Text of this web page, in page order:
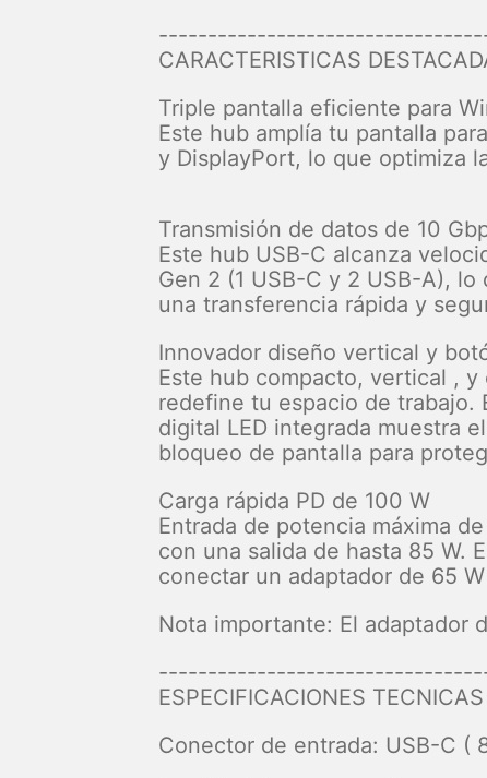
CARACTERISTICAS
Triple pantalla eficiente para
Este hub amplía tu pantalla
y DisplayPort, lo que optimiza
Transmisión de datos de 10
Este hub USB-C alcanza
Gen 2 (1 USB-C y 2 USB-A),
una transferencia rápida y
Innovador diseño vertical y
Este hub compacto, vertical ,
redefine tu espacio de trabajo.
digital LED integrada muestra
bloqueo de pantalla para
Carga rápida PD de 100 W
Entrada de potencia máxima
con una salida de hasta 85 W.
conectar un adaptador de 65
Nota importante: El adaptador
ESPECIFICACIONES TECNICAS
Conector de entrada: USB-C (